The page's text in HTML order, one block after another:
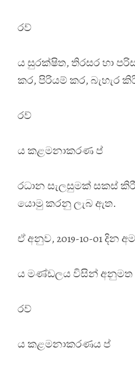
රව්
ය සුරක්ෂිත, තිරසර හා
කර, පිරියම් කර, බැහැර
රව්
ය කළමනාකරණ ප්
රධාන සැලසුමක් සකස්
යොමු කරනු ලැබ ඇත.
ඒ අනුව, 2019-10-01 දින
ය මණ්ඩලය විසින් අනුමත
රව්
ය කළමනාකරණය ප්